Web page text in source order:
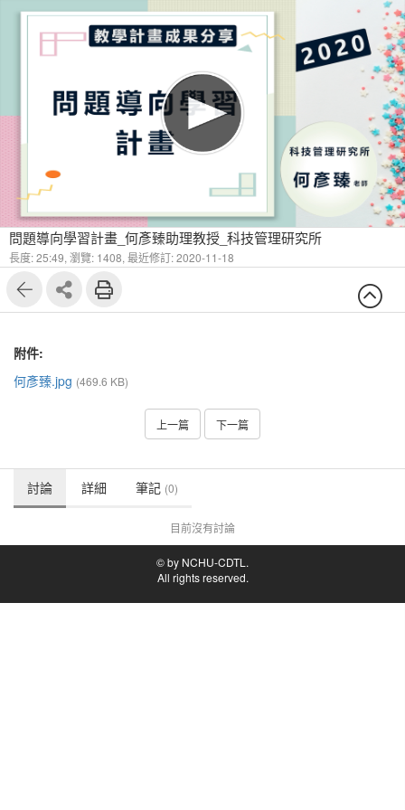
問題導向學習計畫_何彥臻助理教授_科技管理研究所
長度: 25:49, 瀏覽: 1408, 最近修訂: 2020-11-18
附件:
何彥臻.jpg (469.6 KB)
上一篇 下一篇
討論 詳細 筆記 (0)
目前沒有討論
© by NCHU-CDTL.
All rights reserved.